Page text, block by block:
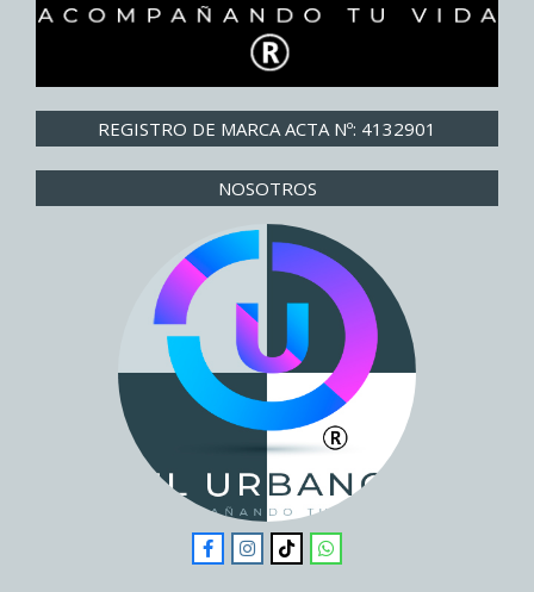
REGISTRO DE MARCA ACTA Nº: 4132901
NOSOTROS